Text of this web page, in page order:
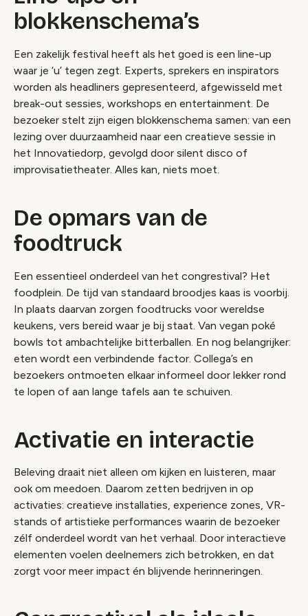
blokkenschema’s
Een zakelijk festival heeft als het goed is een line-up
waar je ‘u’ tegen zegt. Experts, sprekers en inspirators
worden als headliners gepresenteerd, afgewisseld met
break-out sessies, workshops en entertainment. De
bezoeker stelt zijn eigen blokkenschema samen: van een
lezing over duurzaamheid naar een creatieve sessie in
het Innovatiedorp, gevolgd door silent disco of
improvisatietheater. Alles kan, niets moet.
De opmars van de
foodtruck
Een essentieel onderdeel van het congrestival? Het
foodplein. De tijd van standaard broodjes kaas is voorbij.
In plaats daarvan zorgen foodtrucks voor wereldse
keukens, vers bereid waar je bij staat. Van vegan poké
bowls tot ambachtelijke bitterballen. En nog belangrijker:
eten wordt een verbindende factor. Collega’s en
bezoekers ontmoeten elkaar informeel door lekker rond
te lopen of aan lange tafels aan te schuiven.
Activatie en interactie
Beleving draait niet alleen om kijken en luisteren, maar
ook om meedoen. Daarom zetten bedrijven in op
activaties: creatieve installaties, experience zones, VR-
stands of artistieke performances waarin de bezoeker
zélf onderdeel wordt van het verhaal. Door interactieve
elementen voelen deelnemers zich betrokken, en dat
zorgt voor meer impact én blijvende herinneringen.